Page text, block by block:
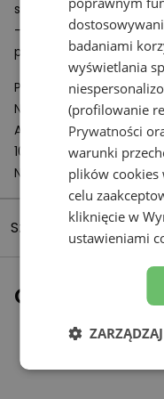
syntetycznych
- Podeszwa
poliuretanu oraz z
Podmiot
New Balance Europe BV
A-Factorij, Pilotenstraat
1059 CH Amsterdam
Netherlands
Szczegóły produktu
Ostatnio
badaniami
wyświetlania
(profilowanie
Prywatności
warunki
plików cookies
celu
kliknięcie w
ustawieniami